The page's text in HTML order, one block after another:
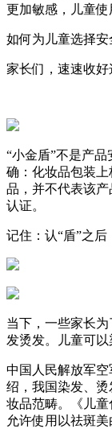
更加敏感，儿童使
如何为儿童选择安
家长们，速速收
“小金盾”不是产
确：化妆品包装
品，并不代表该
认证。
记住：认“盾”之后
当下，一些家长
发烫发。儿童可以
中国人民解放军
绍，我国染发、
妆品范畴。《儿
允许使用以祛斑